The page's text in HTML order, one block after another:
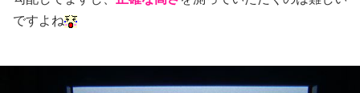
ですよね